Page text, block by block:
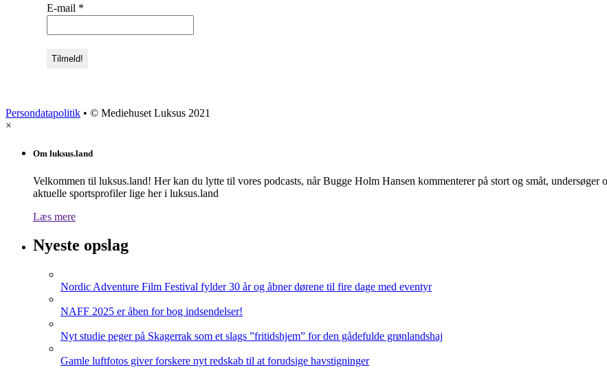
E-mail *
Persondatapolitik • © Mediehuset Luksus 2021
×
Om luksus.land
Velkommen til luksus.land! Her kan du lytte til vores podcasts, når Bugge Holm Hansen kommenterer på stort og småt,
aktuelle sportsprofiler lige her i luksus.land
Læs mere
Nyeste opslag
Nordic Adventure Film Festival fylder 30 år og åbner dørene til fire dage med eventyr
NAFF 2025 er åben for bog indsendelser!
Nyt studie peger på Skagerrak som et slags ”fritidshjem” for den gådefulde grønlandshaj
Gamle luftfotos giver forskere nyt redskab til at forudsige havstigninger